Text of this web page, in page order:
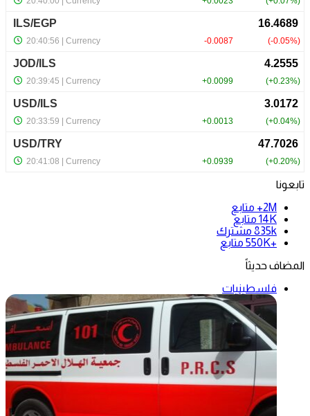
تابعونا
2M+
متابع
14K متابع
835k مشترك
+550K
متابع
المضاف حديثاً
فلسطينيات